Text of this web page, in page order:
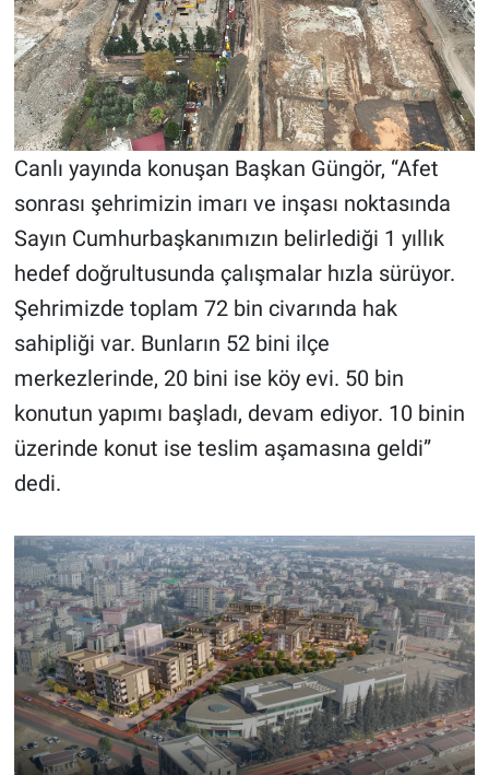
Canlı yayında konuşan Başkan Güngör, “Afet
sonrası şehrimizin imarı ve inşası noktasında
Sayın Cumhurbaşkanımızın belirlediği 1 yıllık
hedef doğrultusunda çalışmalar hızla sürüyor.
Şehrimizde toplam 72 bin civarında hak
sahipliği var. Bunların 52 bini ilçe
merkezlerinde, 20 bini ise köy evi. 50 bin
konutun yapımı başladı, devam ediyor. 10 binin
üzerinde konut ise teslim aşamasına geldi”
dedi.